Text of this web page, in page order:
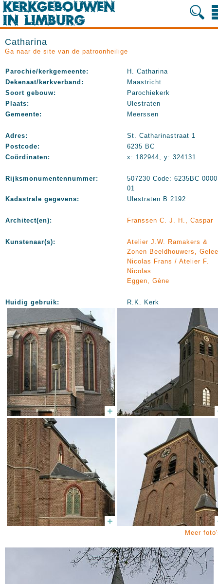
Catharina
Ga naar de site van de patroonheilige
Parochie/kerkgemeente:
H. Catharina
Dekenaat/kerkverband:
Maastricht
Soort gebouw:
Parochiekerk
Plaats:
Ulestraten
Gemeente:
Meerssen
Adres:
St. Catharinastraat 1
Postcode:
6235 BC
Coördinaten:
x: 182944, y: 324131
Rijksmonumentennummer:
507230 Code: 6235BC-
01
Kadastrale gegevens:
Ulestraten B 2192
Architect(en): Franssen C. J. H., Caspar
Kunstenaar(s):
Atelier J.W. Ramakers &
Zonen Beeldhouwers,
Nicolas Frans / Atelier F.
Nicolas
Eggen, Gène
Huidig gebruik: R.K. Kerk
Meer